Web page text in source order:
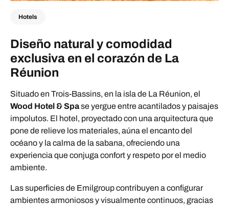
Hotels
Diseño natural y comodidad
exclusiva en el corazón de La
Réunion
Situado en Trois-Bassins, en la isla de La Réunion, el
Wood Hotel & Spase yergue entre acantilados y paisajes
impolutos. El hotel, proyectado con una arquitectura que
pone de relieve los materiales, aúna el encanto del
océano y la calma de la sabana, ofreciendo una
experiencia que conjuga confort y respeto por el medio
ambiente.
Las superficies de Emilgroup contribuyen a configurar
ambientes armoniosos y visualmente continuos, gracias